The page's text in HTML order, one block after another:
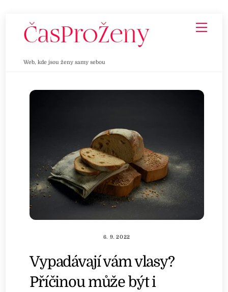
Web, kde jsou ženy samy sebou
6. 9. 2022
Vypadávají vám vlasy?
Příčinou může být i